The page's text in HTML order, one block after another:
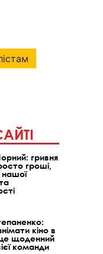
гривня
гроші,
кіно в
це щоденний
команди